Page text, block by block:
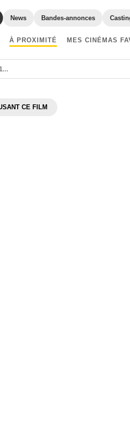
News Bandes-annonces
À PROXIMITÉ MES CINÉMAS
CE FILM